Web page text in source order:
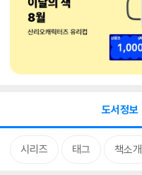
도서정보
시리즈 태그 책소개